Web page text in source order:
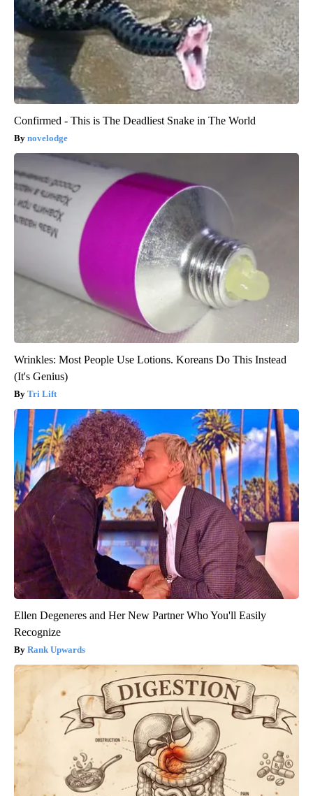
Confirmed - This is The Deadliest Snake in The World
novelodge
Wrinkles: Most People Use Lotions. Koreans Do This Instead
(It's Genius)
Tri Lift
Ellen Degeneres and Her New Partner Who You'll Easily
Recognize
Rank Upwards